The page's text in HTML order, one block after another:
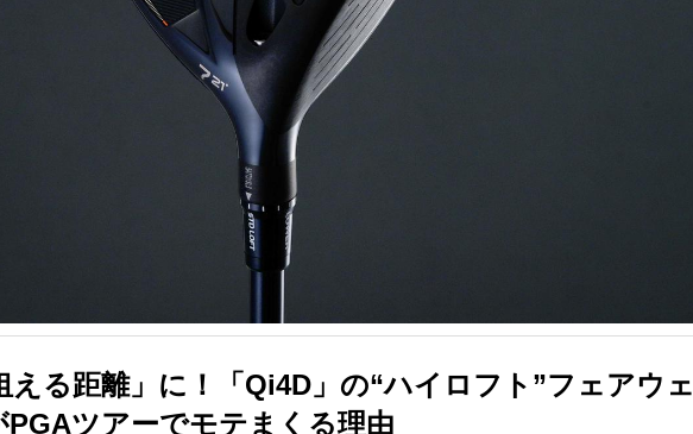
える距離」に！「Qi4D」の“ハイロフト”フェアウェ
ツアーでモテまくる理由